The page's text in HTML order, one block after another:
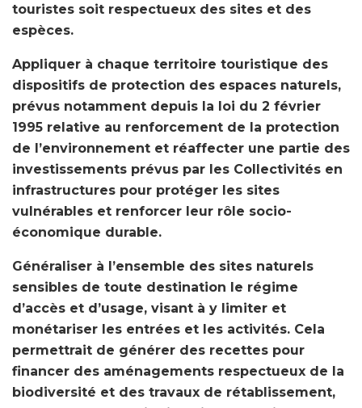
touristes soit respectueux des sites et des
espèces.
Appliquer à chaque territoire touristique des
dispositifs de protection des espaces naturels,
prévus notamment depuis la loi du 2 février
1995 relative au renforcement de la protection
de l’environnement et réaffecter une partie des
investissements prévus par les Collectivités en
infrastructures pour protéger les sites
vulnérables et renforcer leur rôle socio-
économique durable.
Généraliser à l’ensemble des sites naturels
sensibles de toute destination le régime
d’accès et d’usage, visant à y limiter et
monétariser les entrées et les activités. Cela
permettrait de générer des recettes pour
financer des aménagements respectueux de la
biodiversité et des travaux de rétablissement,